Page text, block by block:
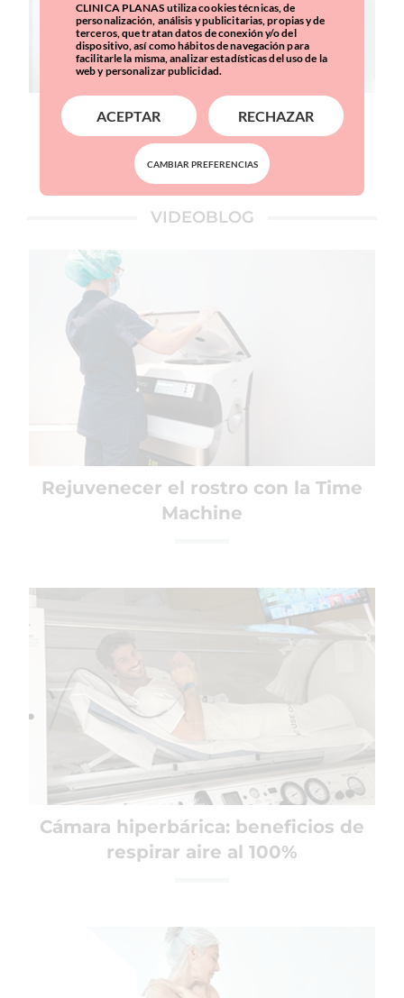
'Cambios que cuentan': el nuevo
podcast de Clínica Planas
VIDEOBLOG
Rejuvenecer el rostro con la Time
Machine
Cámara hiperbárica: beneficios de
respirar aire al 100%
CLINICA PLANAS utiliza cookies técnicas, de
personalización, análisis y publicitarias, propias y de
terceros, que tratan datos de conexión y/o del
dispositivo, así como hábitos de navegación para
facilitarle la misma, analizar estadísticas del uso de la
web y personalizar publicidad.
ACEPTAR RECHAZAR
CAMBIAR PREFERENCIAS